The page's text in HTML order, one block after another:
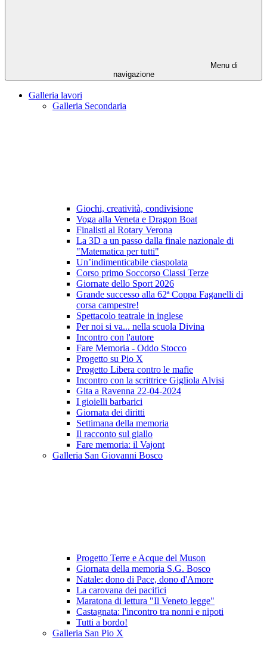
Menu di
navigazione
Galleria lavori
Galleria Secondaria
Giochi, creatività, condivisione
Voga alla Veneta e Dragon Boat
Finalisti al Rotary Verona
La 3D a un passo dalla finale nazionale di
"Matematica per tutti"
Un’indimenticabile ciaspolata
Corso primo Soccorso Classi Terze
Giornate dello Sport 2026
Grande successo alla 62ª Coppa Faganelli di
corsa campestre!
Spettacolo teatrale in inglese
Per noi si va... nella scuola Divina
Incontro con l'autore
Fare Memoria - Oddo Stocco
Progetto su Pio X
Progetto Libera contro le mafie
Incontro con la scrittrice Gigliola Alvisi
Gita a Ravenna 22-04-2024
I gioielli barbarici
Giornata dei diritti
Settimana della memoria
Il racconto sul giallo
Fare memoria: il Vajont
Galleria San Giovanni Bosco
Progetto Terre e Acque del Muson
Giornata della memoria S.G. Bosco
Natale: dono di Pace, dono d'Amore
La carovana dei pacifici
Maratona di lettura "Il Veneto legge"
Castagnata: l'incontro tra nonni e nipoti
Tutti a bordo!
Galleria San Pio X